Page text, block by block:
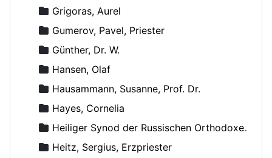
Grigoras, Aurel
Gumerov, Pavel, Priester
Günther, Dr. W.
Hansen, Olaf
Hausammann, Susanne, Prof. Dr.
Hayes, Cornelia
Heiliger Synod der Russischen Orthodoxen Kirche
Heitz, Sergius, Erzpriester